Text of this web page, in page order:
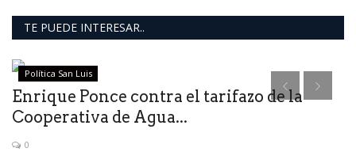
TE PUEDE INTERESAR..
Política San Luis
Enrique Ponce contra el tarifazo de la
Cooperativa de Agua...
0